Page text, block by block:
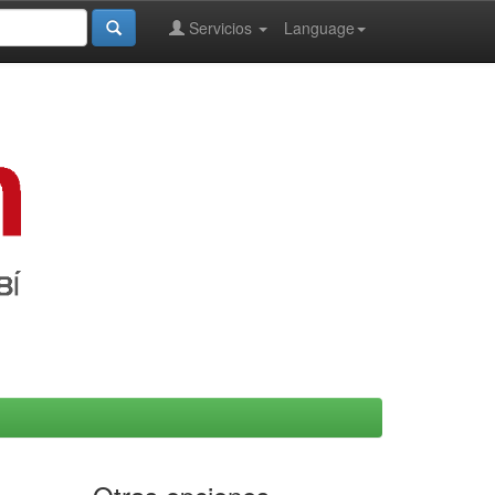
Language
Servicios